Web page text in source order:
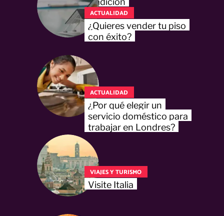
ACTUALIDAD
¿Quieres vender tu piso
con éxito?
ACTUALIDAD
¿Por qué elegir un
servicio doméstico para
trabajar en Londres?
VIAJES Y TURISMO
Visite Italia